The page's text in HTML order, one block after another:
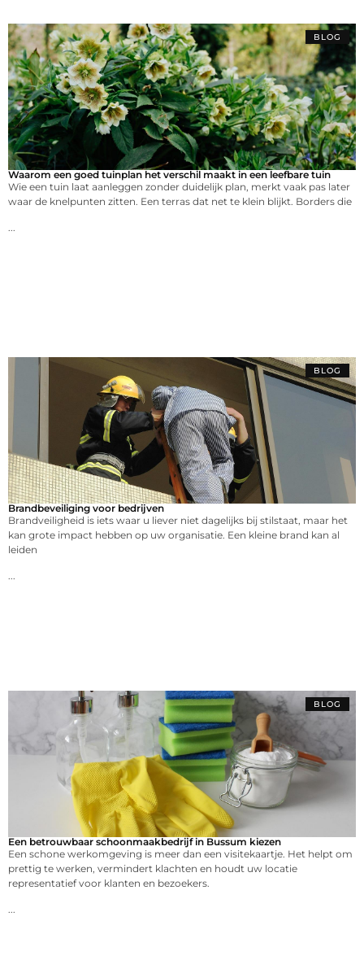
BLOG
Waarom een goed tuinplan het verschil maakt in een leefbare tuin
Wie een tuin laat aanleggen zonder duidelijk plan, merkt vaak pas later
waar de knelpunten zitten. Een terras dat net te klein blijkt. Borders die
...
BLOG
Brandbeveiliging voor bedrijven
Brandveiligheid is iets waar u liever niet dagelijks bij stilstaat, maar het
kan grote impact hebben op uw organisatie. Een kleine brand kan al
leiden
...
BLOG
Een betrouwbaar schoonmaakbedrijf in Bussum kiezen
Een schone werkomgeving is meer dan een visitekaartje. Het helpt om
prettig te werken, vermindert klachten en houdt uw locatie
representatief voor klanten en bezoekers.
...